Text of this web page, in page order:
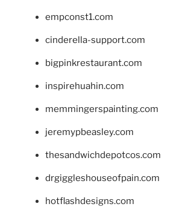
empconst1.com
cinderella-support.com
bigpinkrestaurant.com
inspirehuahin.com
memmingerspainting.com
jeremypbeasley.com
thesandwichdepotcos.com
drgiggleshouseofpain.com
hotflashdesigns.com